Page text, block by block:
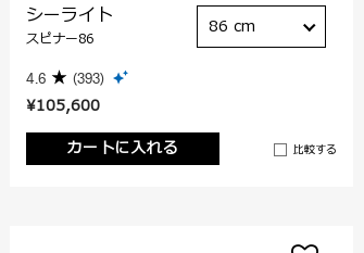
¥105,600
カートに入れる
比較する
シーライト
スピナー86
4.6 (393)
86 cm